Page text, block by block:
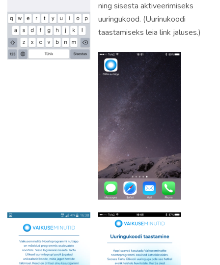
ning sisesta aktiveerimiseks
uuringukood. (Uurinukoodi
taastamiseks leia link jaluses.)